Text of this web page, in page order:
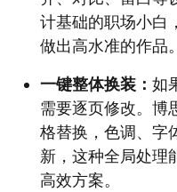
计基础的职场小白
做出高水准的作品。
一键整体换装： 如
需要逐页修改。博
格替换，色调、字
新，这种全局处理
高效方案。